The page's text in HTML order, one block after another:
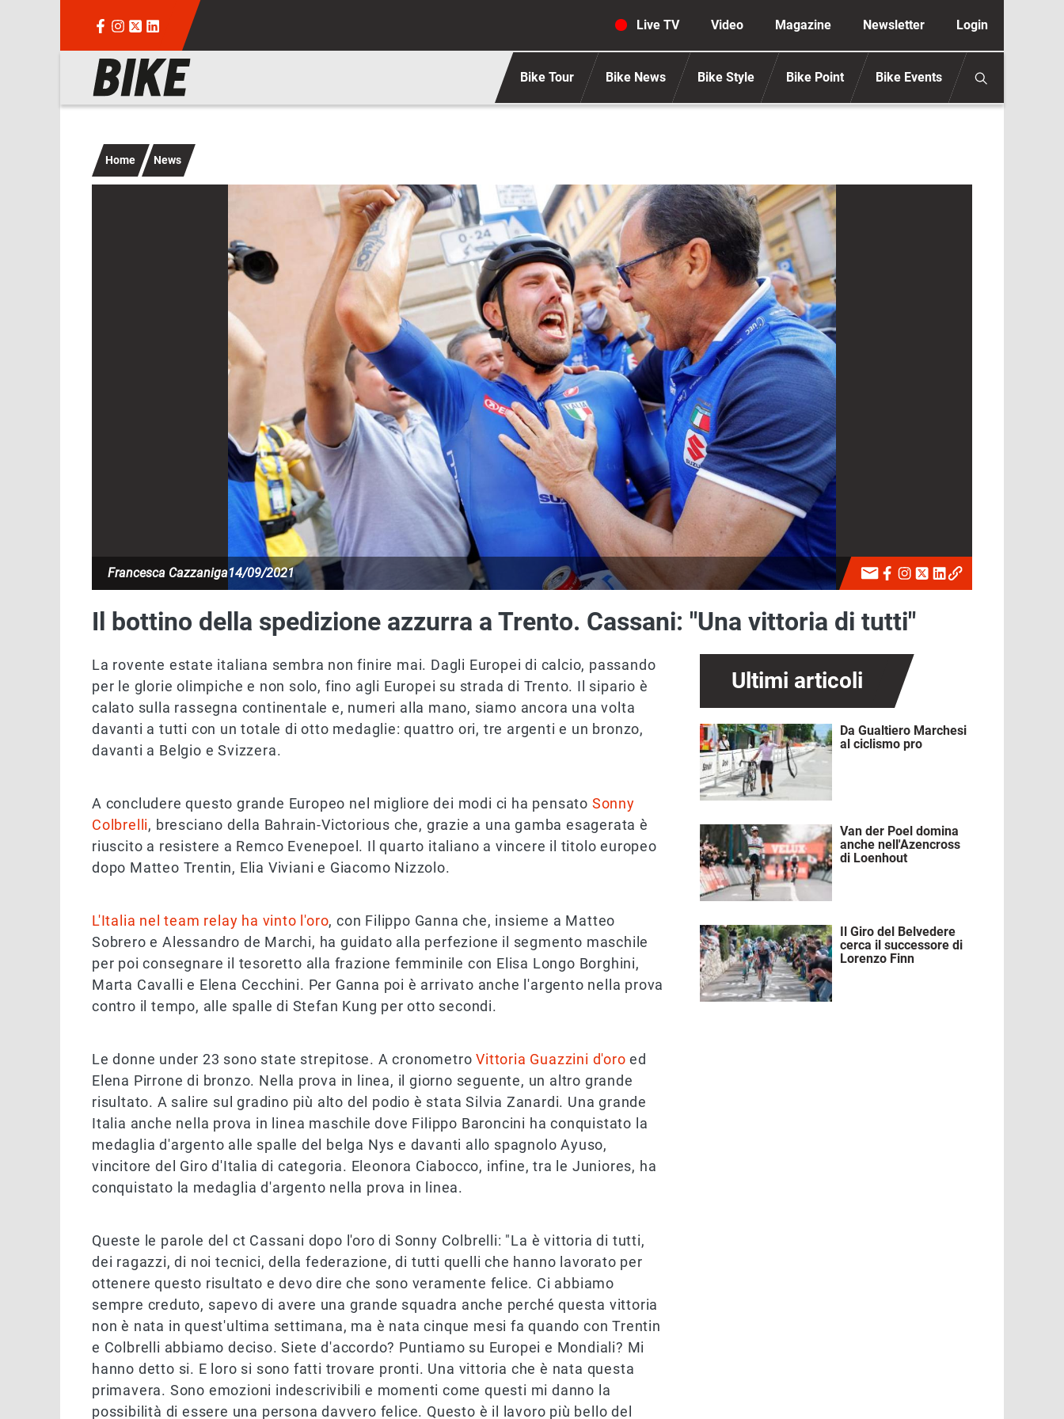
Navigazione secondaria anonimo
Live TV Video Magazine Newsletter Login
Navigazione principale Bike Tour Bike News Bike Style Bike Point Bike Events
Home News
Francesca Cazzaniga14/09/2021
Il bottino della spedizione azzurra a Trento. Cassani: "Una vittoria di tutti"
La rovente estate italiana sembra non finire mai. Dagli Europei di calcio, passando
per le glorie olimpiche e non solo, fino agli Europei su strada di Trento. Il sipario è
calato sulla rassegna continentale e, numeri alla mano, siamo ancora una volta
davanti a tutti con un totale di otto medaglie: quattro ori, tre argenti e un bronzo,
davanti a Belgio e Svizzera.
A concludere questo grande Europeo nel migliore dei modi ci ha pensato Sonny
Colbrelli, bresciano della Bahrain-Victorious che, grazie a una gamba esagerata è
riuscito a resistere a Remco Evenepoel. Il quarto italiano a vincere il titolo europeo
dopo Matteo Trentin, Elia Viviani e Giacomo Nizzolo.
L'Italia nel team relay ha vinto l'oro, con Filippo Ganna che, insieme a Matteo
Sobrero e Alessandro de Marchi, ha guidato alla perfezione il segmento maschile
per poi consegnare il tesoretto alla frazione femminile con Elisa Longo Borghini,
Marta Cavalli e Elena Cecchini. Per Ganna poi è arrivato anche l'argento nella prova
contro il tempo, alle spalle di Stefan Kung per otto secondi.
Le donne under 23 sono state strepitose. A cronometroVittoria Guazzini d'oro ed
Elena Pirrone di bronzo. Nella prova in linea, il giorno seguente, un altro grande
risultato. A salire sul gradino più alto del podio è stata Silvia Zanardi. Una grande
Italia anche nella prova in linea maschile dove Filippo Baroncini ha conquistato la
medaglia d'argento alle spalle del belga Nys e davanti allo spagnolo Ayuso,
vincitore del Giro d'Italia di categoria. Eleonora Ciabocco, infine, tra le Juniores, ha
conquistato la medaglia d'argento nella prova in linea.
Queste le parole del ct Cassani dopo l'oro di Sonny Colbrelli: "La è vittoria di tutti,
dei ragazzi, di noi tecnici, della federazione, di tutti quelli che hanno lavorato per
ottenere questo risultato e devo dire che sono veramente felice. Ci abbiamo
sempre creduto, sapevo di avere una grande squadra anche perché questa vittoria
non è nata in quest'ultima settimana, ma è nata cinque mesi fa quando con Trentin
e Colbrelli abbiamo deciso. Siete d'accordo? Puntiamo su Europei e Mondiali? Mi
hanno detto si. E loro si sono fatti trovare pronti. Una vittoria che è nata questa
primavera. Sono emozioni indescrivibili e momenti come questi mi danno la
possibilità di essere una persona davvero felice. Questo è il lavoro più bello del
Ultimi articoli
Immagine
Da Gualtiero Marchesi
al ciclismo pro
Immagine
Van der Poel domina
anche nell'Azencross
di Loenhout
Immagine
Il Giro del Belvedere
cerca il successore di
Lorenzo Finn